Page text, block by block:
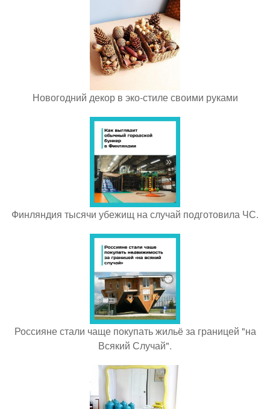
Новогодний декор в эко-стиле своими руками
Финляндия тысячи убежищ на случай подготовила ЧС.
Россияне стали чаще покупать жильё за границей "на
Всякий Случай".